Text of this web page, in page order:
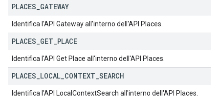
PLACES GATEWAY
Identifica l'API Gateway all'interno dell'API Places.
PLACES GET PLACE
Identifica l'API Get Place all'interno dell'API Places.
PLACES LOCAL CONTEXT SEARCH
Identifica l'API LocalContextSearch all'interno dell'API Places.